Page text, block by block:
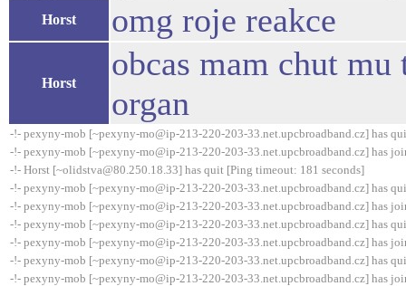
Horst omg roje reakce
Horst
obcas mam chut
organ
-!- pexyny-mob [~pexyny-mo@ip-213-220-203-33.net.upcbroadband.cz] has
-!- pexyny-mob [~pexyny-mo@ip-213-220-203-33.net.upcbroadband.cz] has
-!- Horst [~olidstva@80.250.18.33] has quit [Ping timeout: 181 seconds]
-!- pexyny-mob [~pexyny-mo@ip-213-220-203-33.net.upcbroadband.cz] has
-!- pexyny-mob [~pexyny-mo@ip-213-220-203-33.net.upcbroadband.cz] has
-!- pexyny-mob [~pexyny-mo@ip-213-220-203-33.net.upcbroadband.cz] has
-!- pexyny-mob [~pexyny-mo@ip-213-220-203-33.net.upcbroadband.cz] has
-!- pexyny-mob [~pexyny-mo@ip-213-220-203-33.net.upcbroadband.cz] has
-!- pexyny-mob [~pexyny-mo@ip-213-220-203-33.net.upcbroadband.cz] has